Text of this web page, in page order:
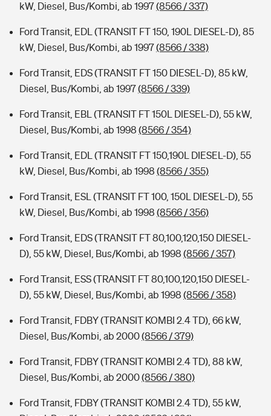
kW, Diesel, Bus/Kombi, ab 1997(8566 / 337)
Ford Transit, EDL (TRANSIT FT 150, 190L DIESEL-D), 85
kW, Diesel, Bus/Kombi, ab 1997(8566 / 338)
Ford Transit, EDS (TRANSIT FT 150 DIESEL-D), 85 kW,
Diesel, Bus/Kombi, ab 1997(8566 / 339)
Ford Transit, EBL (TRANSIT FT 150L DIESEL-D), 55 kW,
Diesel, Bus/Kombi, ab 1998 (8566 / 354)
Ford Transit, EDL (TRANSIT FT 150,190L DIESEL-D), 55
kW, Diesel, Bus/Kombi, ab 1998 (8566 / 355)
Ford Transit, ESL (TRANSIT FT 100, 150L DIESEL-D), 55
kW, Diesel, Bus/Kombi, ab 1998 (8566 / 356)
Ford Transit, EDS (TRANSIT FT 80,100,120,150 DIESEL-
D), 55 kW, Diesel, Bus/Kombi, ab 1998 (8566 / 357)
Ford Transit, ESS (TRANSIT FT 80,100,120,150 DIESEL-
D), 55 kW, Diesel, Bus/Kombi, ab 1998 (8566 / 358)
Ford Transit, FDBY (TRANSIT KOMBI 2.4 TD), 66 kW,
Diesel, Bus/Kombi, ab 2000(8566 / 379)
Ford Transit, FDBY (TRANSIT KOMBI 2.4 TD), 88 kW,
Diesel, Bus/Kombi, ab 2000(8566 / 380)
Ford Transit, FDBY (TRANSIT KOMBI 2.4 TD), 55 kW,